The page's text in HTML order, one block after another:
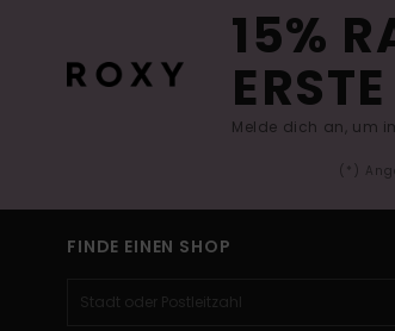
15%
Melde dich an, um
(*)
FINDE EINEN SHOP